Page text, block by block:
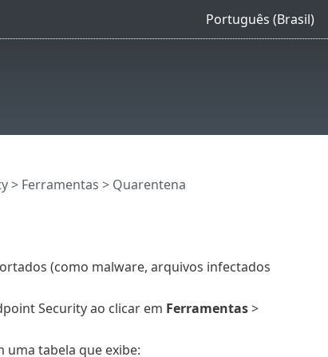
Português (Brasil)
> Ferramentas > Quarentena
(como malware, arquivos infectados
Security ao clicar em Ferramentas>
uma tabela que exibe: